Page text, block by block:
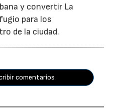
y convertir La
para los
de la ciudad.
comentarios